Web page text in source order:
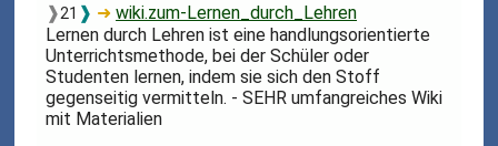
❱21 ❱ ➜wiki.zum-Lernen_durch_Lehren
Lernen durch Lehren ist eine handlungsorientierte
Unterrichtsmethode, bei der Schüler oder
Studenten lernen, indem sie sich den Stoff
gegenseitig vermitteln. - SEHR umfangreiches Wiki
mit Materialien